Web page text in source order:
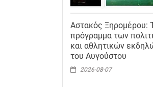
Αστακός Ξηρομέρου:
πρόγραμμα των
και αθλητικών
του Αυγούστου
2026-08-07